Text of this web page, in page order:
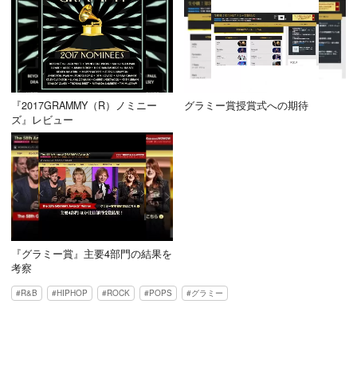
『2017GRAMMY（R）ノミニー
ズ』レビュー
グラミー賞授賞式への期待
『グラミー賞』主要4部門の結果を
考察
R&B HIPHOP ROCK POPS グラミー